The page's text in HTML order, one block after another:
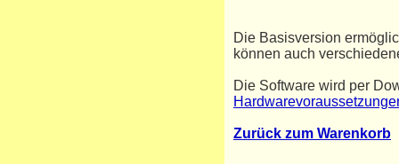
Die Basisversion
können auch
Die Software wird per
Zurück zum Warenkorb